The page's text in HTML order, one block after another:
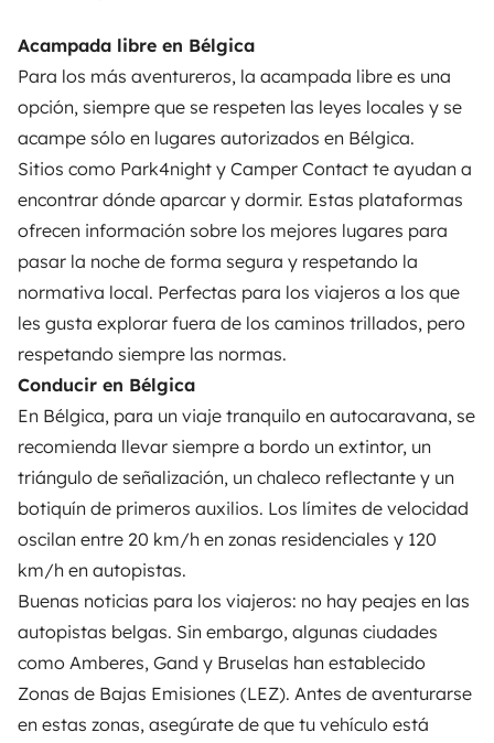
Acampada libre en Bélgica
Para los más aventureros, la acampada libre es una
opción, siempre que se respeten las leyes locales y se
acampe sólo en lugares autorizados en Bélgica.
Sitios como Park4night y Camper Contact te ayudan a
encontrar dónde aparcar y dormir. Estas plataformas
ofrecen información sobre los mejores lugares para
pasar la noche de forma segura y respetando la
normativa local. Perfectas para los viajeros a los que
les gusta explorar fuera de los caminos trillados, pero
respetando siempre las normas.
Conducir en Bélgica
En Bélgica, para un viaje tranquilo en autocaravana, se
recomienda llevar siempre a bordo un extintor, un
triángulo de señalización, un chaleco reflectante y un
botiquín de primeros auxilios. Los límites de velocidad
oscilan entre 20 km/h en zonas residenciales y 120
km/h en autopistas.
Buenas noticias para los viajeros: no hay peajes en las
autopistas belgas. Sin embargo, algunas ciudades
como Amberes, Gand y Bruselas han establecido
Zonas de Bajas Emisiones (LEZ). Antes de aventurarse
en estas zonas, asegúrate de que tu vehículo está